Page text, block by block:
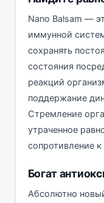
Nano Balsam —
иммунной
сохранять
состояния
реакций
поддержание
Стремление
утраченное
сопротивление
Богат
Абсолютно